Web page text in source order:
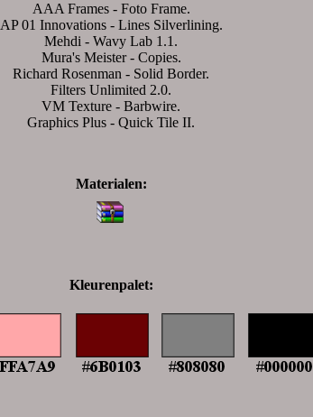
AAA Frames - Foto Frame.
AP 01 Innovations - Lines Silverlining.
Mehdi - Wavy Lab 1.1.
Mura's Meister - Copies.
Richard Rosenman - Solid Border.
Filters Unlimited 2.0.
VM Texture - Barbwire.
Graphics Plus - Quick Tile II.
Materialen:
Kleurenpalet: